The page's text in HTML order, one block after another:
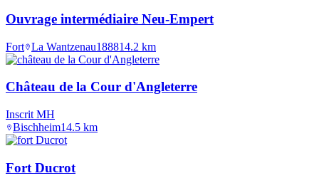
Ouvrage intermédiaire Neu-Empert
Fort La Wantzenau188814.2 km
Château de la Cour d'Angleterre
Inscrit MH
Bischheim14.5 km
Fort Ducrot